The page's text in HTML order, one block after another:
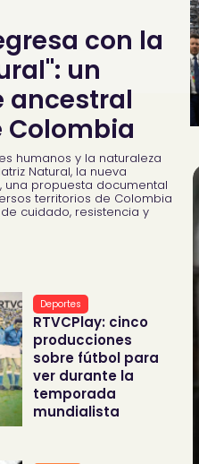
con la
un
ancestral
Colombia
humanos y la naturaleza
Natural, la nueva
una propuesta documental
territorios de Colombia
cuidado, resistencia y
Deportes
RTVCPlay: cinco
producciones
sobre fútbol para
ver durante la
temporada
mundialista